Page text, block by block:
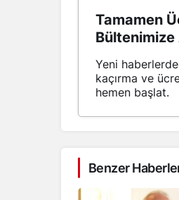
Tamamen
Yeni
kaçırma ve
hemen başlat.
Benzer